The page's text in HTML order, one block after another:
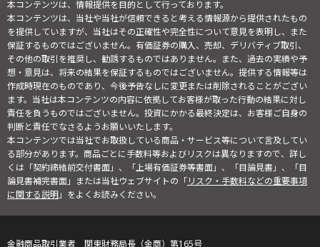
本コンテンツは、情報提供を目的として行っております。
本コンテンツは、当社や当社が信頼できると考える情報源から提供されたもの
を提供していますが、当社はその正確性や完全性について意見を表明し、また
保証するものではございません。有価証券の購入、売却、デリバティブ取引、
その他の取引を推奨し、勧誘するものではありません。また、過去の実績や予
想・意見は、将来の結果を保証するものではございません。提供する情報等は
作成時現在のものであり、今後予告なしに変更または削除されることがござい
ます。当社は本コンテンツの内容に依拠してお客様が取った行動の結果に対し
責任を負うものではございません。投資にかかる最終決定は、お客様ご自身の
判断と責任でなさるようお願いいたします。
本コンテンツでは当社でお取扱している商品・サービス等について言及してい
る部分があります。商品ごとに手数料等およびリスクは異なりますので、詳し
くは「契約締結前交付書面」、「上場有価証券等書面」、「目論見書」、「目
論見書補完書面」または当社ウェブサイトの「リスク・手数料などの重要事項
に関する説明」をよくお読みください。
金融商品取引業者 関東財務局長（金商）第165号